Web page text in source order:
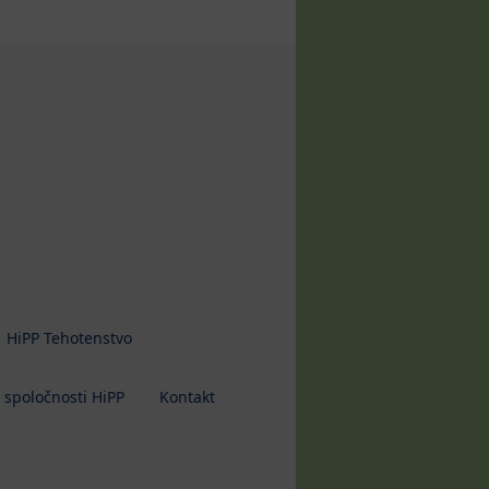
HiPP Tehotenstvo
spoločnosti HiPP Kontakt